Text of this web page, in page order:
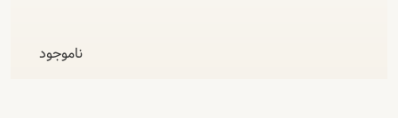
ناموجود